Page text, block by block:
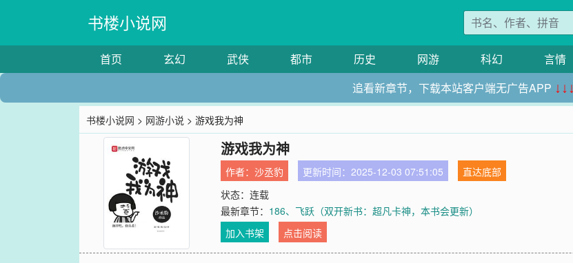
书楼小说网
首页 玄幻 武侠 都市 历史 网游 科幻 言情
追看新章节，下载本站客户端无广告APP ↓↓↓
书楼小说网 > 网游小说 > 游戏我为神
游戏我为神
作者：沙丞豹 更新时间：2025-12-03 07:51:05
直达底部
状态：连载
最新章节： 186、飞跃（双开新书：超凡卡神，本书会更新）
加入书架
点击阅读